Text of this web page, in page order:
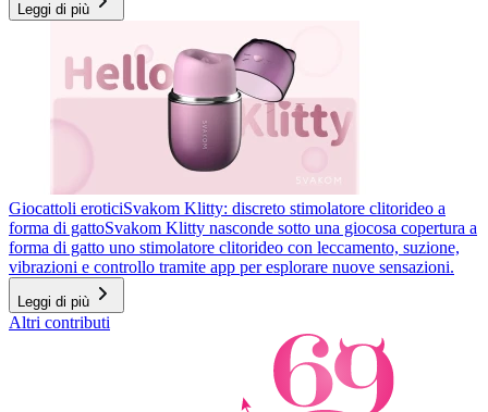
Leggi di più
Giocattoli eroticiSvakom Klitty: discreto stimolatore clitorideo a
forma di gattoSvakom Klitty nasconde sotto una giocosa copertura a
forma di gatto uno stimolatore clitorideo con leccamento, suzione,
vibrazioni e controllo tramite app per esplorare nuove sensazioni.
Leggi di più
Altri contributi